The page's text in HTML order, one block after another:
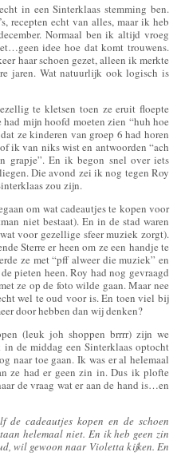
in een Sinterklaas stemming ben.
recepten echt van alles, maar ik heb
Normaal ben ik altijd vroeg
idee hoe dat komt trouwens.
haar schoen gezet, alleen ik merkte
jaren. Wat natuurlijk ook logisch is
te kletsen toen ze eruit floepte
had mijn hoofd moeten zien “huh hoe
ze kinderen van groep 6 had horen
ik van niks wist en antwoorden “ach
grapje”. En ik begon snel over iets
Die avond zei ik nog tegen Roy
zou zijn.
om wat cadeautjes te kopen voor
niet bestaat). En in de stad waren
voor gezellige sfeer muziek zorgt).
Sterre er heen om ze een handje te
ze met “pff alweer die muziek” en
pieten heen. Roy had nog gevraagd
ze op de foto wilde gaan. Maar nee
wel te oud voor is. En toen viel bij
door hebben dan wij denken?
(leuk joh shoppen brrrr) zijn we
de middag een Sinterklaas optocht
naar toe gaan. Ik was er al helemaal
ze had er geen zin in. Dus ik plofte
de vraag wat er aan de hand is…en
cadeautjes kopen en de schoen
helemaal niet. En ik heb geen zin
wil gewoon naar Violetta kijken. En